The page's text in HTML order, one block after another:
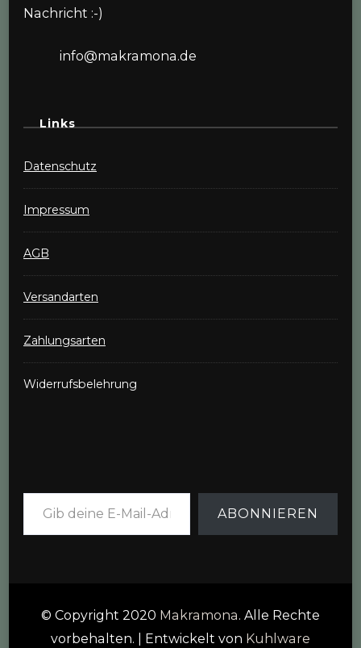
Nachricht :-)
info@makramona.de
Links
Datenschutz
Impressum
AGB
Versandarten
Zahlungsarten
Widerrufsbelehrung
Gib deine E-Mail-Adresse ein ...
ABONNIEREN
© Copyright 2020 Makramona. Alle Rechte
vorbehalten. | Entwickelt von Kuhlware